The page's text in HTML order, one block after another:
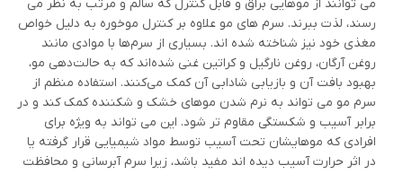
می توانند از موهایی براق و قابل کنترل که سالم و مرتب به نظر می
رسند، لذت ببرند. سرم های مو علاوه بر کنترل موخوره به دلیل خواص
مغذی خود نیز شناخته شده اند. بسیاری از سرم‌ها با موادی مانند
روغن آرگان، روغن نارگیل و کراتین غنی شده‌اند که به حالت‌دهی مو،
بهبود بافت آن و بازیابی شادابی آن کمک می‌کنند. استفاده منظم از
سرم مو می تواند به نرم شدن موهای خشک و شکننده کمک کند و در
برابر آسیب و شکستگی مقاوم تر شود. این می تواند به ویژه برای
افرادی که موهایشان تحت آسیب توسط مواد شیمیایی قرار گرفته یا
در اثر حرارت آسیب دیده اند مفید باشد، زیرا سرم آبرسانی و محافظت